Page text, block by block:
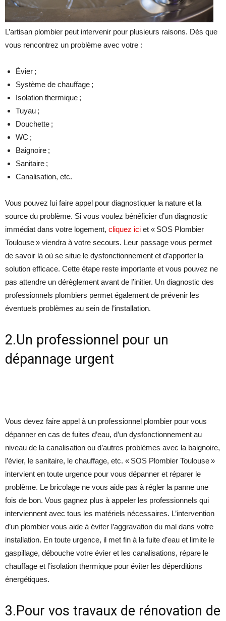
L’artisan plombier peut intervenir pour plusieurs raisons. Dès que
vous rencontrez un problème avec votre :
Évier ;
Système de chauffage ;
Isolation thermique ;
Tuyau ;
Douchette ;
WC ;
Baignoire ;
Sanitaire ;
Canalisation, etc.
Vous pouvez lui faire appel pour diagnostiquer la nature et la
source du problème. Si vous voulez bénéficier d’un diagnostic
immédiat dans votre logement, cliquez ici et « SOS Plombier
Toulouse » viendra à votre secours. Leur passage vous permet
de savoir là où se situe le dysfonctionnement et d’apporter la
solution efficace. Cette étape reste importante et vous pouvez ne
pas attendre un dérèglement avant de l’initier. Un diagnostic des
professionnels plombiers permet également de prévenir les
éventuels problèmes au sein de l’installation.
2.Un professionnel pour un
dépannage urgent
Vous devez faire appel à un professionnel plombier pour vous
dépanner en cas de fuites d’eau, d’un dysfonctionnement au
niveau de la canalisation ou d’autres problèmes avec la baignoire,
l’évier, le sanitaire, le chauffage, etc. « SOS Plombier Toulouse »
intervient en toute urgence pour vous dépanner et réparer le
problème. Le bricolage ne vous aide pas à régler la panne une
fois de bon. Vous gagnez plus à appeler les professionnels qui
interviennent avec tous les matériels nécessaires. L’intervention
d’un plombier vous aide à éviter l’aggravation du mal dans votre
installation. En toute urgence, il met fin à la fuite d’eau et limite le
gaspillage, débouche votre évier et les canalisations, répare le
chauffage et l’isolation thermique pour éviter les déperditions
énergétiques.
3.Pour vos travaux de rénovation de